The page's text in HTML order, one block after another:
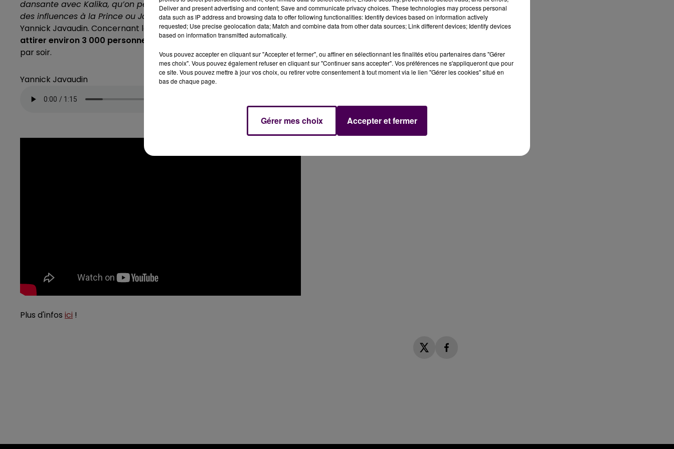
dansante avec Kalika, qu’on peut comparer à Suzane. Ce même soir il y aura Cimafunk, star cubaine, avec
des influences à la Prince ou James Brown. La soirée s’achèvera par un DJ set avec Scopitone&Cie"précise
Yannick Javaudin. Concernant la fréquentation de ce nouveau rendez-vous,les organisateurs espèrent
attirer environ 3 000 personnes par jourmais le site sabolien a une capacité d’accueil de 5 000 spectateurs
par soir.
Yannick Javaudin
Plus d'infos ici !
Deliver and present advertising and content; Save and communicate privacy choices. These technologies may process personal
data such as IP address and browsing data to offer following functionalities: Identify devices based on information actively
requested; Use precise geolocation data; Match and combine data from other data sources; Link different devices; Identify devices
based on information transmitted automatically.
Vous pouvez accepter en cliquant sur "Accepter et fermer", ou affiner en sélectionnant les finalités et/ou partenaires dans "Gérer
mes choix". Vous pouvez également refuser en cliquant sur "Continuer sans accepter". Vos préférences ne s'appliqueront que pour
ce site. Vous pouvez mettre à jour vos choix, ou retirer votre consentement à tout moment via le lien "Gérer les cookies" situé en
bas de chaque page.
Gérer mes choix Accepter et fermer